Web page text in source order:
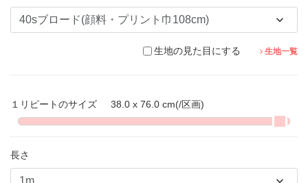
生地の見た目にする 生地一覧
１リピートのサイズ 38.0 x 76.0 cm(/区画)
長さ